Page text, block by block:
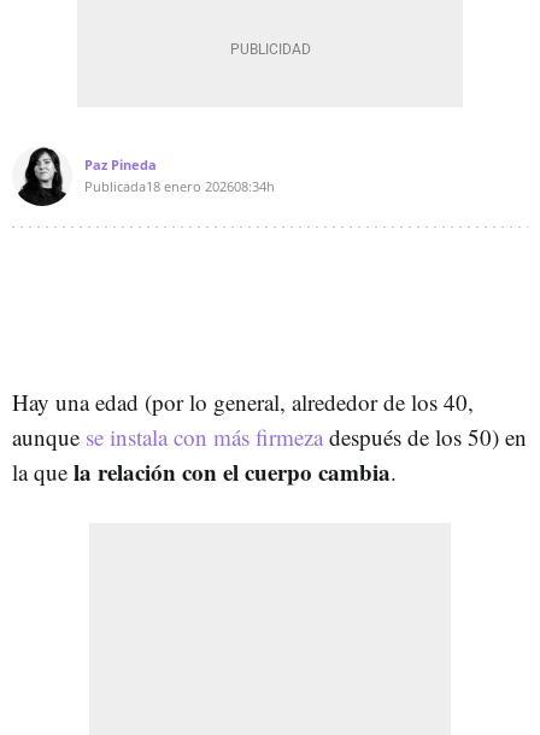
Paz Pineda
Publicada18 enero 202608:34h
Hay una edad (por lo general, alrededor de los 40,
aunque se instala con más firmeza después de los 50) en
la que la relación con el cuerpo cambia.